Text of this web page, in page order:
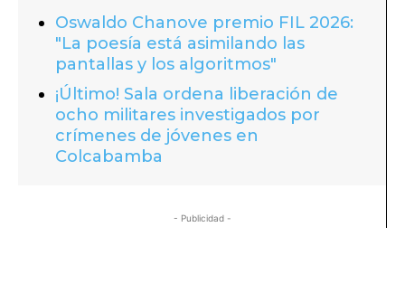
Oswaldo Chanove premio FIL 2026:
"La poesía está asimilando las
pantallas y los algoritmos"
¡Último! Sala ordena liberación de
ocho militares investigados por
crímenes de jóvenes en
Colcabamba
- Publicidad -